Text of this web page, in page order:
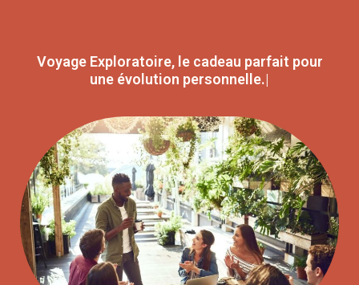
Voyage Exploratoire, le cadeau parfait pourune vi